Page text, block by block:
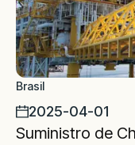
Brasil
2025-04-01
Suministro de